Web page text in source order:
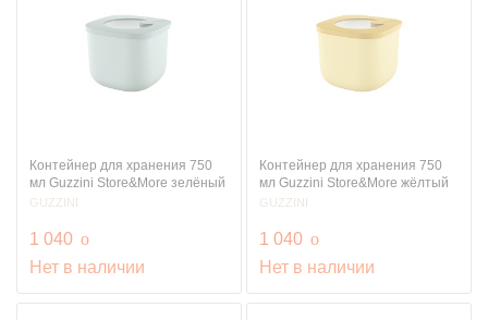
Контейнер для хранения 750
мл Guzzini Store&More зелёный
GUZZINI
1 040 руб.
o
Нет в наличии
Контейнер для хранения 750
мл Guzzini Store&More жёлтый
GUZZINI
1 040 руб.
o
Нет в наличии